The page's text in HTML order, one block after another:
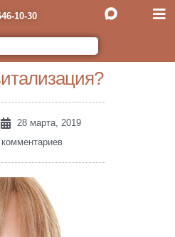
10-30
28 марта, 2019
комментариев